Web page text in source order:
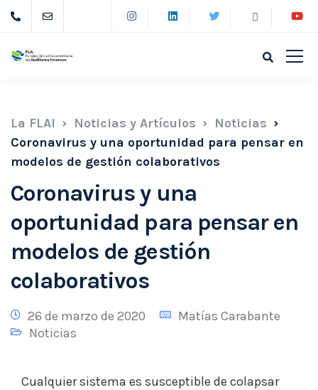
La FLAI Noticias y Artículos
Noticias
Coronavirus y una oportunidad para pensar en
modelos de gestión colaborativos
Coronavirus y una
oportunidad para pensar en
modelos de gestión
colaborativos
26 de marzo de 2020
Matías Carabante
Noticias
Cualquier sistema es susceptible de colapsar